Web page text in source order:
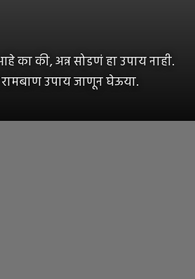
का की, अन्न सोडणं हा उपाय नाही.
उपाय जाणून घेऊया.